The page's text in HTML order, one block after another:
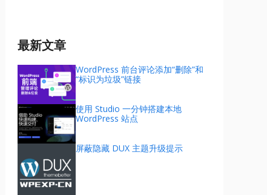
最新文章
WordPress 前台评论添加“删除”和
“标识为垃圾”链接
使用 Studio 一分钟搭建本地
WordPress 站点
屏蔽隐藏 DUX 主题升级提示